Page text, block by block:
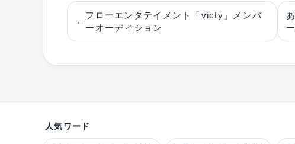
←
フローエンタテイメント「victy」メンバ
ーオーディション
人気ワード